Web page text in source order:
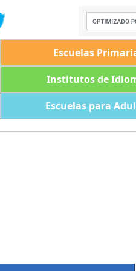
Escuelas
Institutos de
Escuelas para